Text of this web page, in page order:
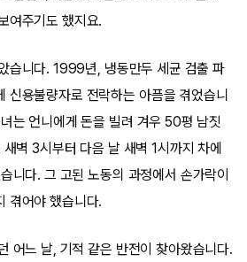
여주기도 했지요.
습니다. 1999년, 냉동만두 세균 검출 파
신용불량자로 전락하는 아픔을 겪었습니
는 언니에게 돈을 빌려 겨우 50평 남짓
벽 3시부터 다음 날 새벽 1시까지 차에
니다. 그 고된 노동의 과정에서 손가락이
겪어야 했습니다.
어느 날, 기적 같은 반전이 찾아왔습니다.